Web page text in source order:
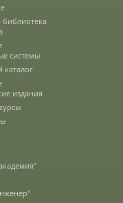
библиотека
системы
каталог
издания